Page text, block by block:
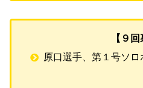
【９回
原口選手、第１号ソ